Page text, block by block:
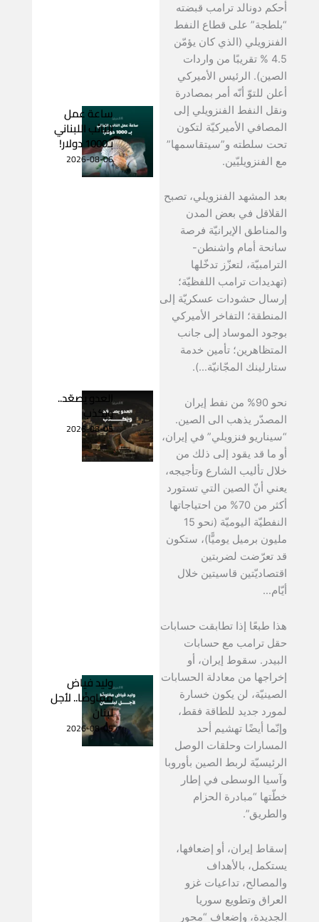
أحكم دونالد ترامب قبضته
“بلطجة” على قطاع النفط
الفنزويلي (الذي كان يؤمّن
4.5 % تقريبًا من واردات
الصين). الرئيس الأميركي
أعلن للتوّ أنّه أمر بمصادرة
ونقل النفط الفنزويلي إلى
المصافي الأميركيّة لتكون
تحت سلطته و”سيتقاسمها”
مع الفنزويليّين.
بعد المشهد الفنزويلي، تصبح
القلاقل في بعض المدن
والمناطق الإيرانيّة فرصة
سانحة أمام واشنطن-
الترامبيّة، لتعزّز تدخّلها
(تهديدات ترامب اللفظيّة؛
إرسال حشودات عسكريّة إلى
المنطقة؛ التفاخر الأميركي
بوجود الموساد إلى جانب
المتظاهرين؛ تأمين خدمة
ستارلينك المجّانيّة…).
نحو 90% من نفط إيران
المصدّر يذهب الى الصين.
“سيناريو فنزويلي” في إيران،
أو ما قد يقود إلى ذلك من
خلال تأليب الشارع وتأجيجه،
يعني أنّ الصين التي تستورد
أكثر من 70% من احتياجاتها
النفطيّة اليوميّة (نحو 15
مليون برميل يوميًّا)، ستكون
قد تعرّضت لضربتين
اقتصاديّتين قاسيتين خلال
أيّام…
هذا طبعًا إذا تطابقت حسابات
حقل ترامب مع حسابات
البيدر. سقوط إيران، أو
إخراجها من معادلة الحسابات
الصينيّة، لن يكون خسارة
لمورد جديد للطاقة فقط،
وإنّما أيضًا تهشيم أحد
المسارات وحلقات الوصل
الرئيسيّة لربط الصين بأوروبا
وآسيا الوسطى في إطار
خطّتها “مبادرة الحزام
والطريق”.
إسقاط إيران، أو إضعافها،
يستكمل، بالأهداف
والمصالح، تداعيات غزو
العراق وتطويع سوريا
الجديدة، وإضعاف “محور
ساعة عمل
النائب اللبناني
بـ1000 دولار!
2026-08-06
العدو يصعّد..
ويكذب
2026-08-05
وليد فياض
مفاوضًا.. لأجل
لبنان
2026-08-05